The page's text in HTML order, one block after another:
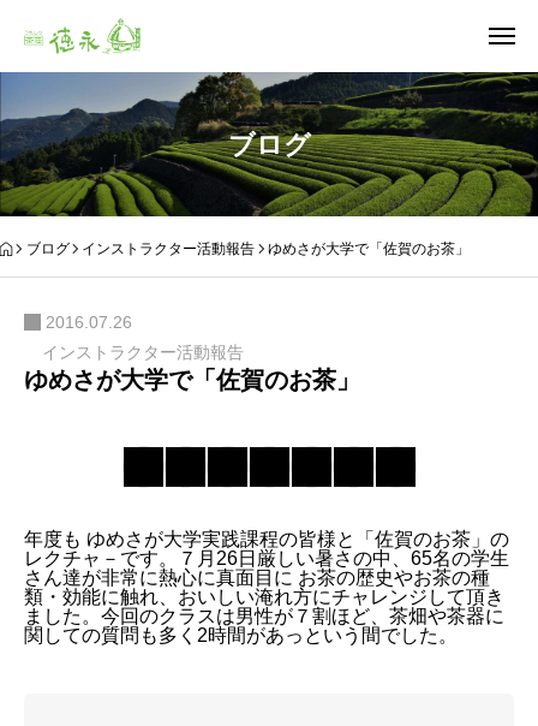
ブログ
ブログ インストラクター活動報告 ゆめさが大学で「佐賀のお茶」
2016.07.26
インストラクター活動報告
ゆめさが大学で「佐賀のお茶」
年度も ゆめさが大学実践課程の皆様と「佐賀のお茶」の
レクチャ－です。７月26日厳しい暑さの中、65名の学生
さん達が非常に熱心に真面目に お茶の歴史やお茶の種
類・効能に触れ、おいしい淹れ方にチャレンジして頂き
ました。今回のクラスは男性が７割ほど、茶畑や茶器に
関しての質問も多く2時間があっという間でした。